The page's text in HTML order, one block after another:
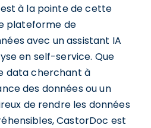
à la pointe de cette
plateforme de
avec un assistant IA
en self-service. Que
data cherchant à
des données ou un
de rendre les données
CastorDoc est